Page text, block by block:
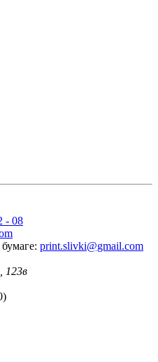
- 08
print.slivki@gmail.com
123в